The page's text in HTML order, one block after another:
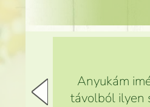
Anyukám
távolból ilyen